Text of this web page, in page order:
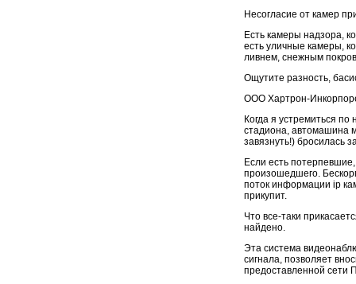
Несогласие от камер
Есть камеры надзора,
есть уличные камеры,
ливнем, снежным
Ощутите разность,
ООО Хартрон-
Когда я устремиться
стадиона, автомашина
завязнуть!) бросилась
Если есть
произошедшего.
поток информации ip
прикупит.
Что все-таки
найдено.
Эта система
сигнала, позволяет
предоставленной сети